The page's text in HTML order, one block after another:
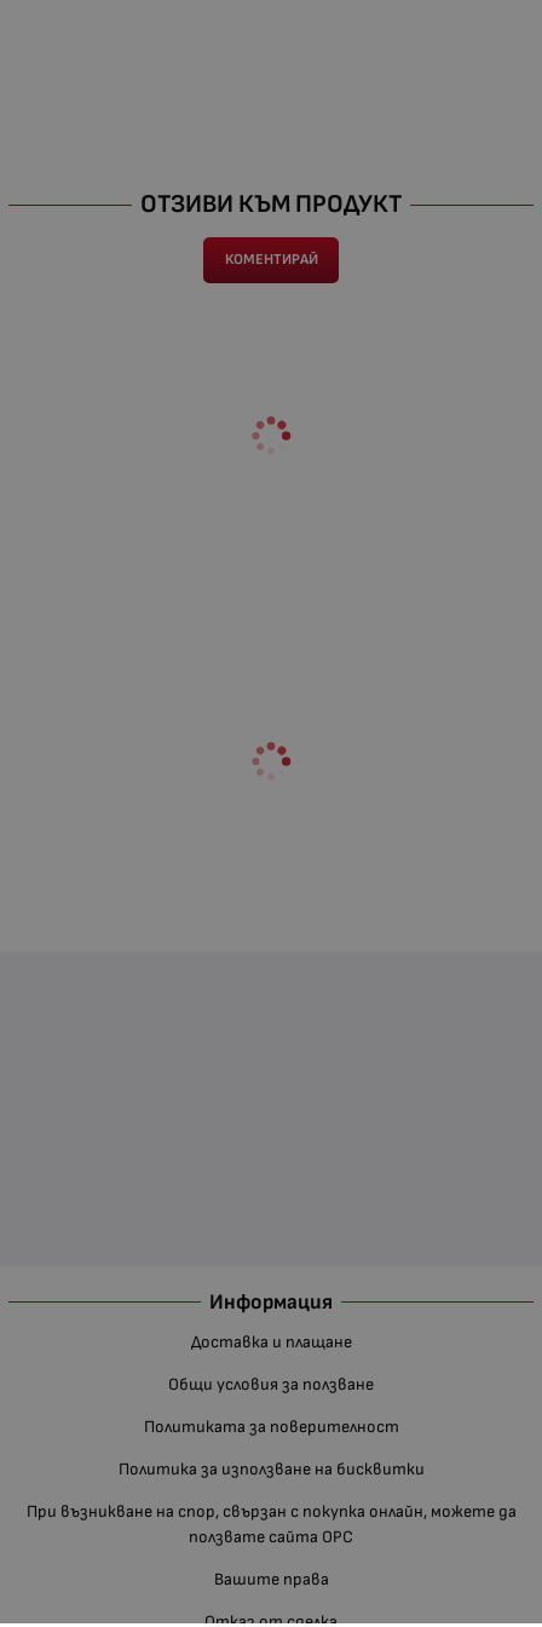
ОТЗИВИ КЪМ ПРОДУКТ
КОМЕНТИРАЙ
Информация
Доставка и плащане
Общи условия за ползване
Политиката за поверителност
Политика за използване на бисквитки
При възникване на спор, свързан с покупка онлайн, можете да
ползвате сайта ОРС
Вашите права
Отказ от сделка